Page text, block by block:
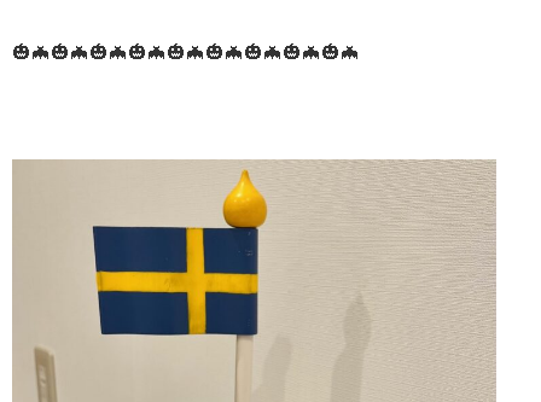
🎃🦇🎃🦇🎃🦇🎃🦇🎃🦇🎃🦇🎃🦇🎃🦇🎃🦇